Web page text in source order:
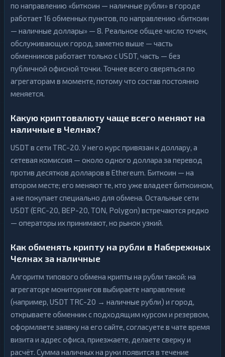
по направлению «биткоин — наличные рубли» в городе
работает 16 обменных пунктов, по направлению «биткоин
— наличные доллары» — 8. Реальное общее число точек,
обслуживающих город, заметно выше — часть
обменников работает только с USDT, часть — без
публичной офисной точки. Точнее всего сверяться по
агрегаторам в моменте, потому что состав постоянно
меняется.
Какую криптовалюту чаще всего меняют на
наличные в Челнах?
USDT в сети TRC-20. У него курс привязан к доллару, а
сетевая комиссия — около одного доллара за перевод
против десятков долларов в Ethereum. Биткоин — на
втором месте; его меняют те, кто уже владеет биткоином,
а не покупает специально для обмена. Остальные сети
USDT (ERC-20, BEP-20, TON, Polygon) встречаются редко
— операторы их принимают, но рынок узкий.
Как обменять крипту на рубли в Набережных
Челнах за наличные
Алгоритм типового обмена крипты на рубли такой: на
агрегаторе мониторингов выбираете направление
(например, USDT TRC-20 → наличные рубли) и город,
открываете обменник с подходящим курсом и резервом,
оформляете заявку на его сайте, согласуете в чате время
визита и адрес офиса, приезжаете, делаете сверку и
расчёт. Сумма наличных на руки появится в течение